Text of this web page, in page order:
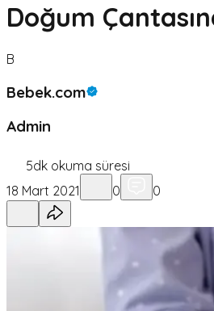
Doğum
B
Bebek.com
Admin
5dk okuma süresi
18 Mart 2021
0 0